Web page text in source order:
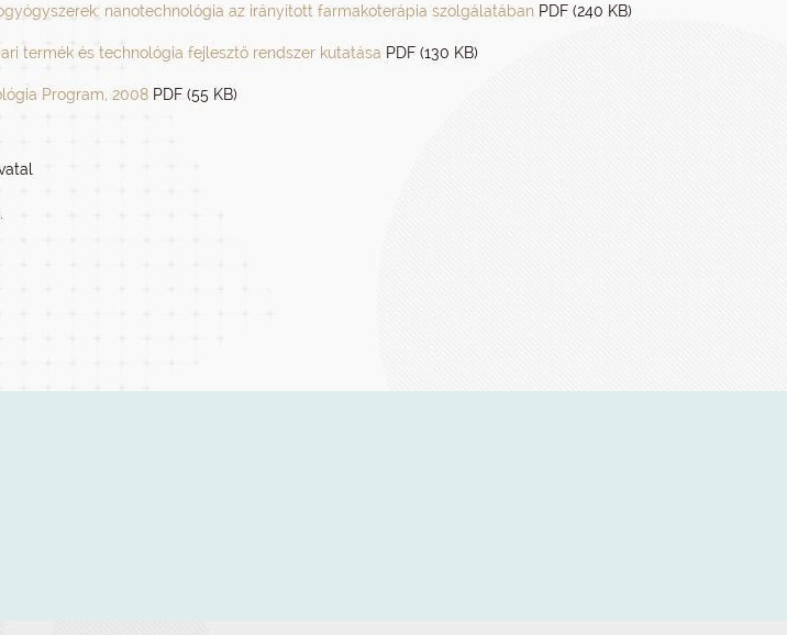
nanotechnológia az irányított farmakoterápia szolgálatában PDF (240 KB)
termék és technológia fejlesztő rendszer kutatása PDF (130 KB)
Program, 2008 PDF (55 KB)